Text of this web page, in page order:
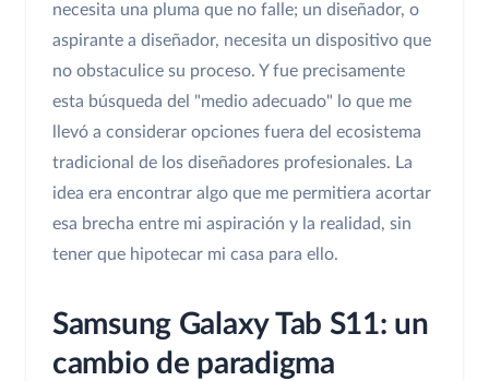
necesita una pluma que no falle; un diseñador, o
aspirante a diseñador, necesita un dispositivo que
no obstaculice su proceso. Y fue precisamente
esta búsqueda del "medio adecuado" lo que me
llevó a considerar opciones fuera del ecosistema
tradicional de los diseñadores profesionales. La
idea era encontrar algo que me permitiera acortar
esa brecha entre mi aspiración y la realidad, sin
tener que hipotecar mi casa para ello.
Samsung Galaxy Tab S11: un
cambio de paradigma